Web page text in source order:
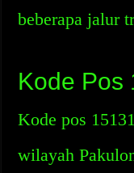
beberapa jalur
Kode Pos
Kode pos
wilayah